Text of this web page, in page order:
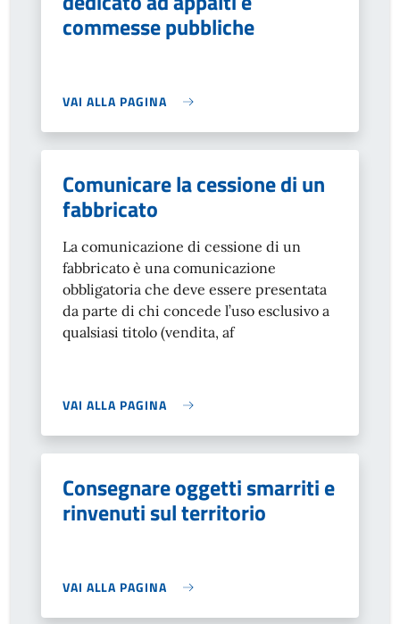
commesse pubbliche
VAI ALLA PAGINA
Comunicare la cessione di un
fabbricato
La comunicazione di cessione di un
fabbricato è una comunicazione
obbligatoria che deve essere presentata
da parte di chi concede l’uso esclusivo a
qualsiasi titolo (vendita, af
VAI ALLA PAGINA
Consegnare oggetti smarriti e
rinvenuti sul territorio
VAI ALLA PAGINA